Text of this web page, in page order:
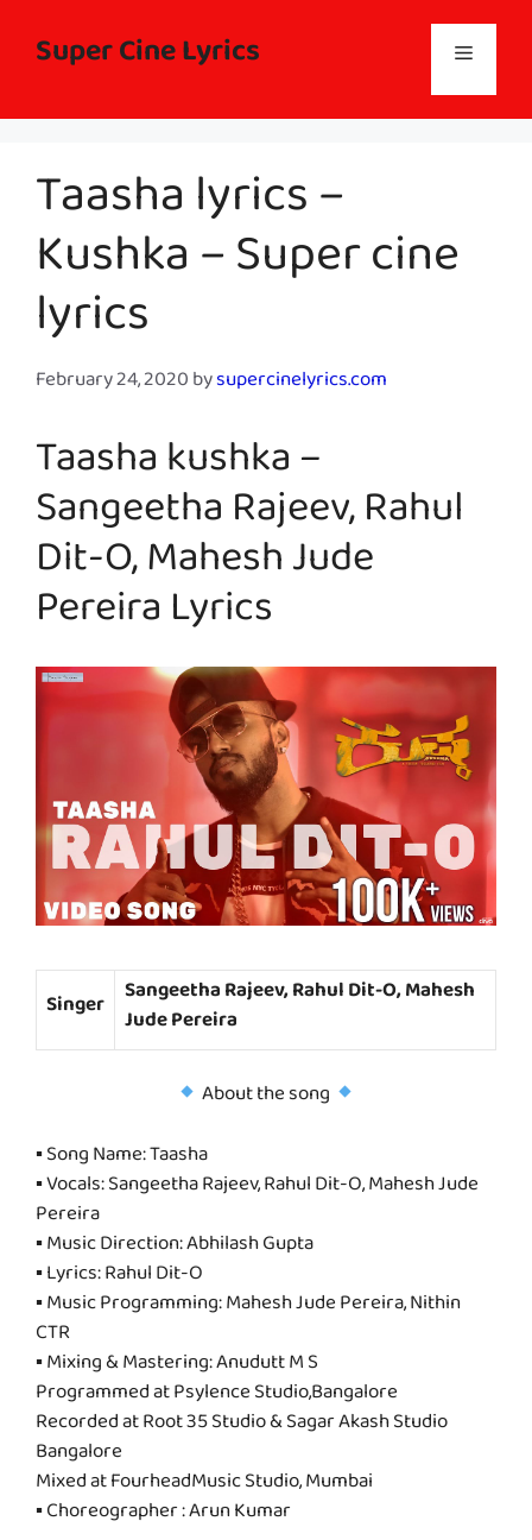
contentSuper Cine Lyrics Menu
Taasha lyrics –
Kushka – Super cine
lyrics
February 24, 2020bysupercinelyrics.com
Taasha kushka –
Sangeetha Rajeev, Rahul
Dit-O, Mahesh Jude
Pereira Lyrics
Singer Sangeetha Rajeev, Rahul Dit-O, Mahesh
Jude Pereira
About the song
▪ Song Name: Taasha
▪ Vocals: Sangeetha Rajeev, Rahul Dit-O, Mahesh Jude
Pereira
▪ Music Direction: Abhilash Gupta
▪ Lyrics: Rahul Dit-O
▪ Music Programming: Mahesh Jude Pereira, Nithin
CTR
▪ Mixing & Mastering: Anudutt M S
Programmed at Psylence Studio,Bangalore
Recorded at Root 35 Studio & Sagar Akash Studio
Bangalore
Mixed at FourheadMusic Studio, Mumbai
▪ Choreographer : Arun Kumar